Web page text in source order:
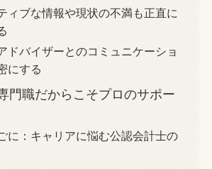
ィブな情報や現状の不満も正直に
ドバイザーとのコミュニケーショ
にする
門職だからこそプロのサポー
に：キャリアに悩む公認会計士の